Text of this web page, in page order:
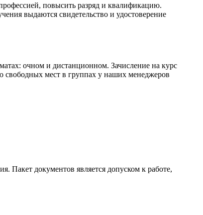
повысить разряд и квалификацию.
выдаются свидетельство и удостоверение
очном и дистанционном. Зачисление на курс
свободных мест в группах у наших менеджеров
Пакет документов является допуском к работе,